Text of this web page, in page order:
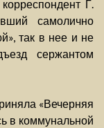
Г.
самолично
так в нее и не
сержантом
«Вечерняя
в коммунальной